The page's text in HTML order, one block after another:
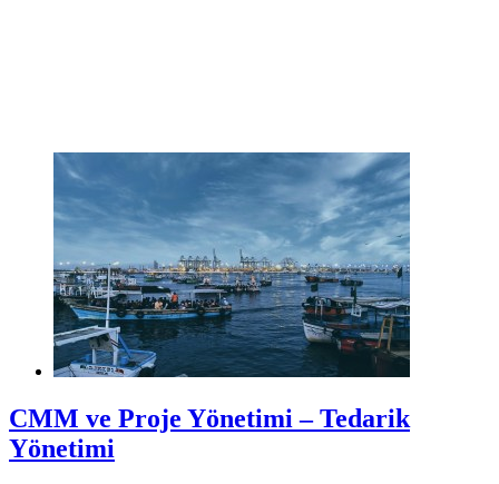
CMM ve Proje Yönetimi – Tedarik
Yönetimi